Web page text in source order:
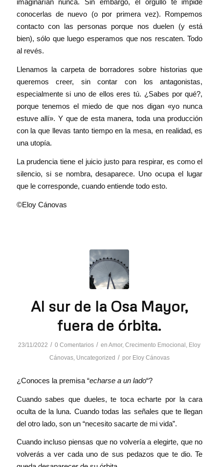
imaginarían nunca. Sin embargo, el orgullo te impide
conocerlas de nuevo (o por primera vez). Rompemos
contacto con las personas porque nos duelen (y está
bien), sólo que luego esperamos que nos rescaten. Todo
al revés.
Llenamos la carpeta de borradores sobre historias que
queremos creer, sin contar con los antagonistas,
especialmente si uno de ellos eres tú. ¿Sabes por qué?,
porque tenemos el miedo de que nos digan «yo nunca
estuve allí». Y que de esta manera, toda una producción
con la que llevas tanto tiempo en la mesa, en realidad, es
una utopía.
La prudencia tiene el juicio justo para respirar, es como el
silencio, si se nombra, desaparece. Uno ocupa el lugar
que le corresponde, cuando entiende todo esto.
©Eloy Cánovas
Al sur de la Osa Mayor,
fuera de órbita.
23/11/2022 / 0 Comentarios / enAmor,Crecimento Emocional , Eloy
Cánovas, Uncategorized / por Eloy Cánovas
¿Conoces la premisa “echarse a un lado“?
Cuando sabes que dueles, te toca echarte por la cara
oculta de la luna. Cuando todas las señales que te llegan
del otro lado, son un “necesito sacarte de mi vida”.
Cuando incluso piensas que no volvería a elegirte, que no
volverás a ver cada uno de sus pedazos que te dio. Te